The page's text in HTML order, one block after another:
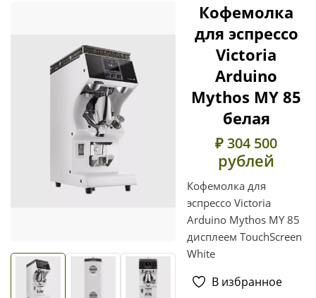
Кофемолка
для эспрессо
Victoria
Arduino
Mythos MY 85
белая
₽ 304 500
рублей
Кофемолка для
эспрессо Victoria
Arduino Mythos MY 85
дисплеем TouchScreen
White
В избранное